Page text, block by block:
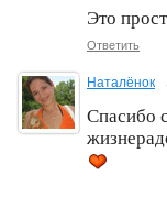
Это
Ответить
Наталёнок
Спасибо